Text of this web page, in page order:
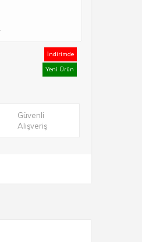
İndirimde
Yeni Ürün
Güvenli
Alışveriş